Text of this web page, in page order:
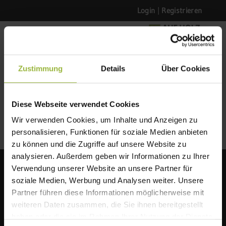
Zustimmung Details Über Cookies
Diese Webseite verwendet Cookies
Wir verwenden Cookies, um Inhalte und Anzeigen zu
personalisieren, Funktionen für soziale Medien anbieten
zu können und die Zugriffe auf unsere Website zu
analysieren. Außerdem geben wir Informationen zu Ihrer
Verwendung unserer Website an unsere Partner für
soziale Medien, Werbung und Analysen weiter. Unsere
Partner führen diese Informationen möglicherweise mit
weiteren Daten zusammen, die Sie ihnen bereitgestellt
Login Registrieren